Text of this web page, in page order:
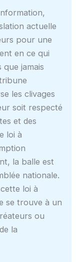
actuelle
pour une
en ce qui
jamais
les clivages
soit respecté
et des
loi à
la balle est
nationale.
loi à
se trouve à un
ou
la